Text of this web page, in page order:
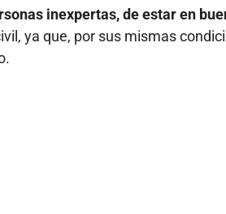
inexpertas, de estar en
ya que, por sus mismas